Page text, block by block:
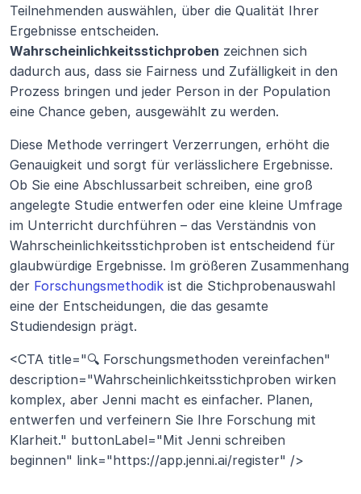
Teilnehmenden auswählen, über die Qualität Ihrer
Wahrscheinlichkeitsstichproben zeichnen sich
dadurch aus, dass sie Fairness und Zufälligkeit in den
Prozess bringen und jeder Person in der Population
eine Chance geben, ausgewählt zu werden.
Diese Methode verringert Verzerrungen, erhöht die
Genauigkeit und sorgt für verlässlichere Ergebnisse.
Ob Sie eine Abschlussarbeit schreiben, eine groß
angelegte Studie entwerfen oder eine kleine Umfrage
im Unterricht durchführen – das Verständnis von
Wahrscheinlichkeitsstichproben ist entscheidend für
glaubwürdige Ergebnisse. Im größeren Zusammenhang
der Forschungsmethodik ist die Stichprobenauswahl
eine der Entscheidungen, die das gesamte
Studiendesign prägt.
<CTA title="🔍 Forschungsmethoden vereinfachen"
description="Wahrscheinlichkeitsstichproben wirken
komplex, aber Jenni macht es einfacher. Planen,
entwerfen und verfeinern Sie Ihre Forschung mit
Klarheit." buttonLabel="Mit Jenni schreiben
beginnen" link="https://app.jenni.ai/register" />